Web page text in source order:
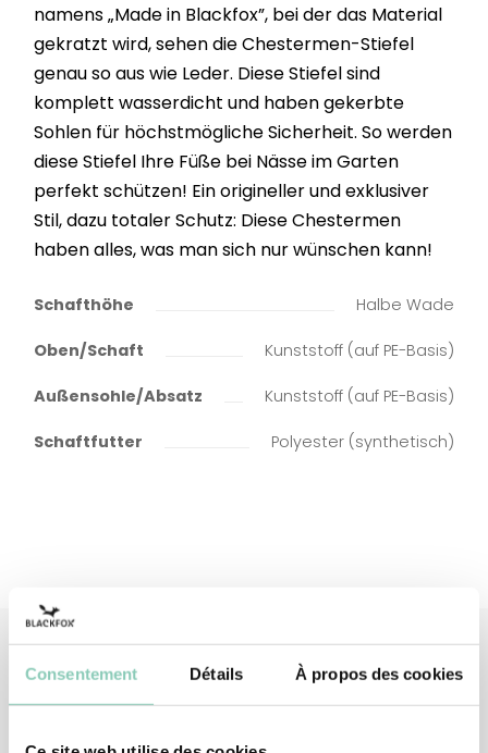
Consentement Détails À propos des cookies
namens „Made in Blackfox”, bei der das Material
gekratzt wird, sehen die Chestermen-Stiefel
genau so aus wie Leder. Diese Stiefel sind
komplett wasserdicht und haben gekerbte
Sohlen für höchstmögliche Sicherheit. So werden
diese Stiefel Ihre Füße bei Nässe im Garten
perfekt schützen! Ein origineller und exklusiver
Stil, dazu totaler Schutz: Diese Chestermen
haben alles, was man sich nur wünschen kann!
Schafthöhe Halbe Wade
Oben/Schaft Kunststoff (auf PE-Basis)
Außensohle/Absatz Kunststoff (auf PE-Basis)
Schaftfutter Polyester (synthetisch)
Verknüpfte Produkte